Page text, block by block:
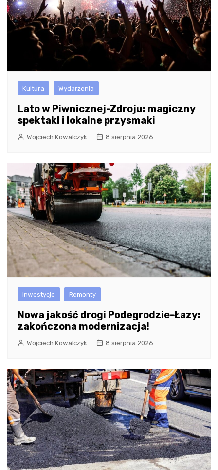
Kultura Wydarzenia
Lato w Piwnicznej-Zdroju: magiczny
spektakl i lokalne przysmaki
Wojciech Kowalczyk 8 sierpnia 2026
Inwestycje Remonty
Nowa jakość drogi Podegrodzie-Łazy:
zakończona modernizacja!
Wojciech Kowalczyk 8 sierpnia 2026